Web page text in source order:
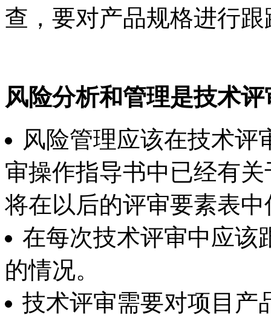
查，要对产品规格进行跟
风险分析和管理是技术
风险管理应该在技术评
审操作指导书中已经有
将在以后的评审要素表
在每次技术评审中应该
的情况。
技术评审需要对项目产